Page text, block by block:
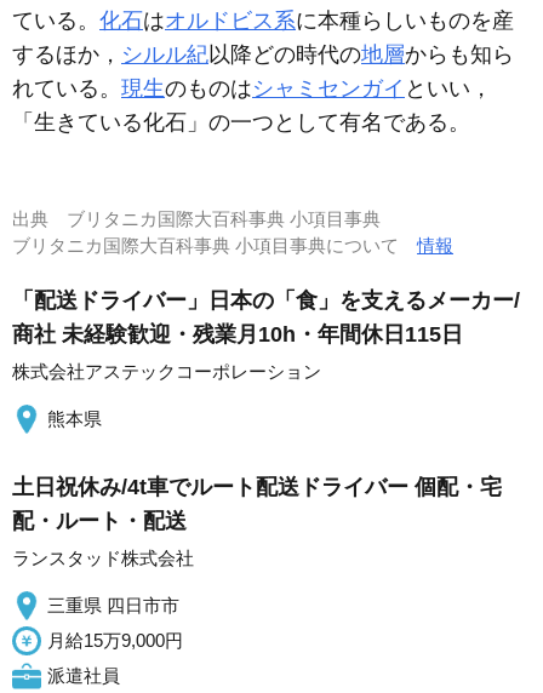
ている。 化石はオルドビス系に本種らしいものを産
するほか， シルル紀以降どの時代の地層からも知ら
れている。 現生のものはシャミセンガイ といい，
「生きている化石」の一つとして有名である。
出典 ブリタニカ国際大百科事典 小項目事典
ブリタニカ国際大百科事典 小項目事典について情報
「配送ドライバー」日本の「食」を支えるメーカー/
商社 未経験歓迎・残業月10h・年間休日115日
株式会社アステックコーポレーション
熊本県
土日祝休み/4t車でルート配送ドライバー 個配・宅
配・ルート・配送
ランスタッド株式会社
三重県 四日市市
月給15万9,000円
派遣社員